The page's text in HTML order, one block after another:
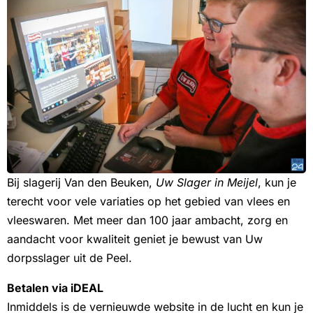
Bij slagerij Van den Beuken, Uw Slager in Meijel, kun je
terecht voor vele variaties op het gebied van vlees en
vleeswaren. Met meer dan 100 jaar ambacht, zorg en
aandacht voor kwaliteit geniet je bewust van Uw
dorpsslager uit de Peel.
Betalen via iDEAL
Inmiddels is de vernieuwde website in de lucht en kun je